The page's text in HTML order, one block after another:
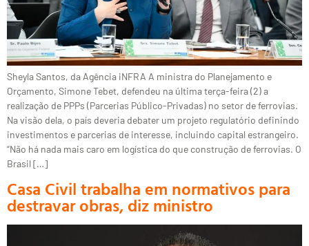
Sheyla Santos, da Agência iNFRA A ministra do Planejamento e
Orçamento, Simone Tebet, defendeu na última terça-feira (2) a
realização de PPPs (Parcerias Público-Privadas) no setor de ferrovias.
Na visão dela, o país deveria debater um projeto regulatório definindo
investimentos e parcerias de interesse, incluindo capital estrangeiro.
“Não há nada mais caro em logística do que construção de ferrovias. O
Brasil […]
Casa Civil trabalha em normativos para
destravar obras, diz ministro